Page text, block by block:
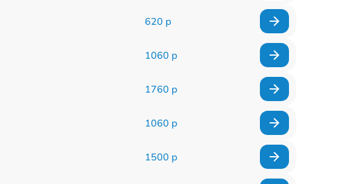
620 р
1060 р
1760 р
1060 р
1500 р